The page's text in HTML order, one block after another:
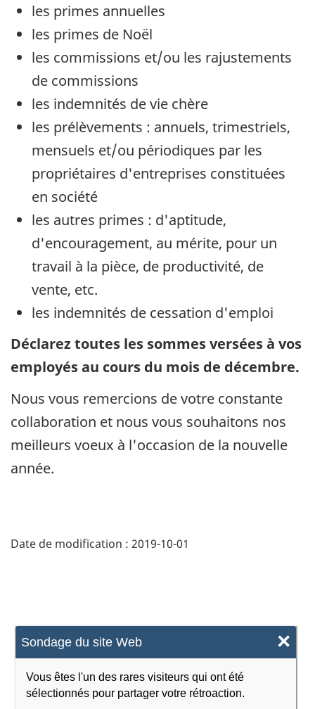
Sondage du site Web ×
Vous êtes l'un des rares visiteurs qui ont été
sélectionnés pour partager votre rétroaction.
les primes annuelles
les primes de Noël
les commissions et/ou les rajustements
de commissions
les indemnités de vie chère
les prélèvements : annuels, trimestriels,
mensuels et/ou périodiques par les
propriétaires d'entreprises constituées
en société
les autres primes : d'aptitude,
d'encouragement, au mérite, pour un
travail à la pièce, de productivité, de
vente, etc.
les indemnités de cessation d'emploi
Déclarez toutes les sommes versées à vos
employés au cours du mois de décembre.
Nous vous remercions de votre constante
collaboration et nous vous souhaitons nos
meilleurs voeux à l'occasion de la nouvelle
année.
Date de modification : 2019-10-01